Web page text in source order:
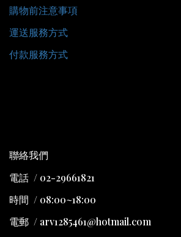
購物前注意事項
運送服務方式
付款服務方式
聯絡我們
電話 / 02-29661821
時間 / 08:00~18:00
電郵 / arv1285461@hotmail.com